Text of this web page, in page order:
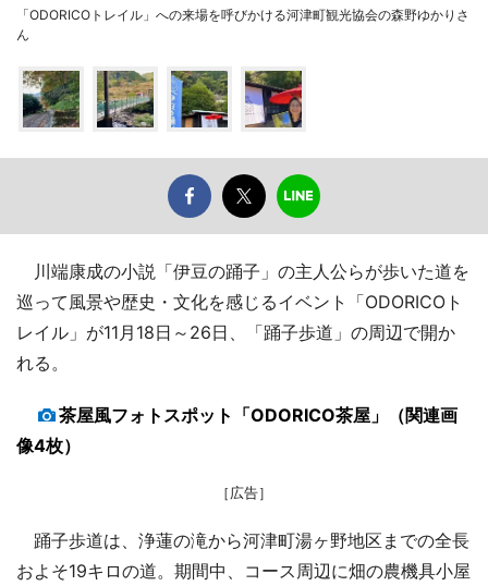
「ODORICOトレイル」への来場を呼びかける河津町観光協会の森野ゆかりさ
ん
川端康成の小説「伊豆の踊子」の主人公らが歩いた道を
巡って風景や歴史・文化を感じるイベント「ODORICOト
レイル」が11月18日～26日、「踊子歩道」の周辺で開か
れる。
茶屋風フォトスポット「ODORICO茶屋」（関連画
像4枚）
［広告］
踊子歩道は、浄蓮の滝から河津町湯ヶ野地区までの全長
およそ19キロの道。期間中、コース周辺に畑の農機具小屋